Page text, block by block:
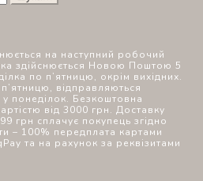
на наступний робочий
здійснюється Новою Поштою 5
по п’ятницю, окрім вихідних.
відправляються
понеділок. Безкоштовна
від 3000 грн. Доставку
грн сплачує покупець згідно
– 100% передплата картами
та на рахунок за реквізитами